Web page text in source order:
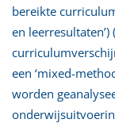
bereikte
en
een ‘mixed-
worden